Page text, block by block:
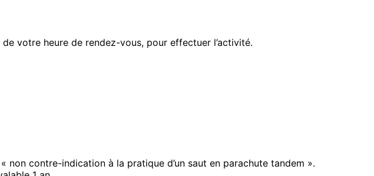
votre heure de rendez-vous, pour effectuer l’activité.
non contre-indication à la pratique d’un saut en parachute tandem ».